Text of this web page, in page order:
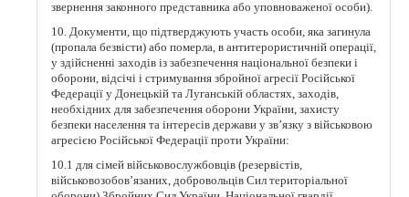
звернення законного представника або уповноваженої особи).
10. Документи, що підтверджують участь особи, яка загинула
(пропала безвісти) або померла, в антитерористичній операції,
у здійсненні заходів із забезпечення національної безпеки і
оборони, відсічі і стримування збройної агресії Російської
Федерації у Донецькій та Луганській областях, заходів,
необхідних для забезпечення оборони України, захисту
безпеки населення та інтересів держави у зв’язку з військовою
агресією Російської Федерації проти України:
10.1 для сімей військовослужбовців (резервістів,
військовозобов’язаних, добровольців Сил територіальної